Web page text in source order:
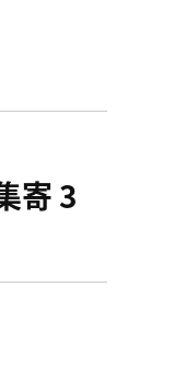
寄 3